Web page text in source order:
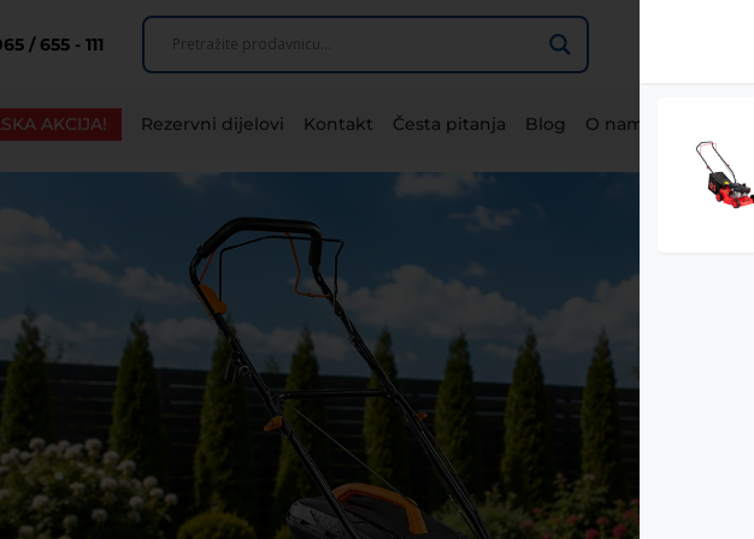
/ 655 - 111
AKCIJA! Rezervni dijelovi Kontakt Česta pitanja Blog O nama